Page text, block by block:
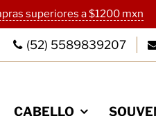
superiores a $1200 mxn
(52) 5589839207
CABELLO